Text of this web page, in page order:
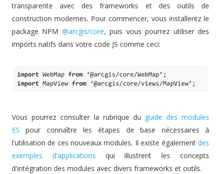
transparente avec des frameworks et des outils de
construction modernes. Pour commencer, vous installerez le
package NPM @arcgis/core, puis vous pourrez utiliser des
imports natifs dans votre code JS comme ceci:
Vous pourrez consulter la rubrique du guide des modules
ES pour connaître les étapes de base nécessaires à
l'utilisation de ces nouveaux modules. Il existe égalementdes
exemples d'applications qui illustrent les concepts
d'intégration des modules avec divers frameworks et outils.